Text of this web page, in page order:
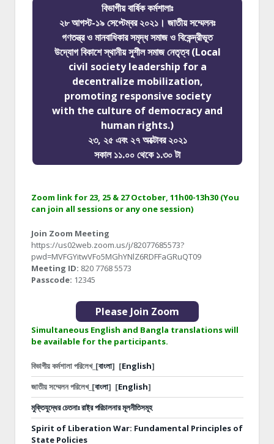
বিভাগীয় বার্ষিক কর্মশালাঃ
২৮ আগস্ট-১৯ সেপ্টেম্বর ২০২১। জাতীয় সম্মেলনঃ
গণতন্ত্র ও মানবাধিকার সমৃদ্ধ সমাজ ও বিকেন্দ্রীভূত
উদ্যোগ বিকাশে স্থানীয় সুশীল সমাজ নেতৃত্ব (Local
civil society leadership for a
decentralize mobilization,
promoting responsive society
with the culture of democracy and
human rights.)
২৩, ২৫ এবং ২৭ অক্টোবর ২০২১
সকাল ১১.০০ থেকে ১.৩০ টা
Zoom link for 23, 25 & 27 October, 11h00-13h30 (You
can join all sessions or any one session)
Join Zoom Meeting
https://us02web.zoom.us/j/82077685573?
pwd=MVFGYitwVFo5MGhYNlZ6RDFFaGRuQT09
Meeting ID: 820 7768 5573
Passcode: 12345
Please Join Zoom
Simultaneous English and Bangla translations will
be available for the participants.
বিভাগীয় কর্মশালা পরিলেখ_[বাংলা] [English]
জাতীয় সম্মেলন পরিলেখ_[বাংলা] [English]
মুক্তিযুদ্ধের চেতনাঃ রাষ্ট্র পরিচালনার মূলনীতিসমূহ
Spirit of Liberation War: Fundamental Principles of
State Policies